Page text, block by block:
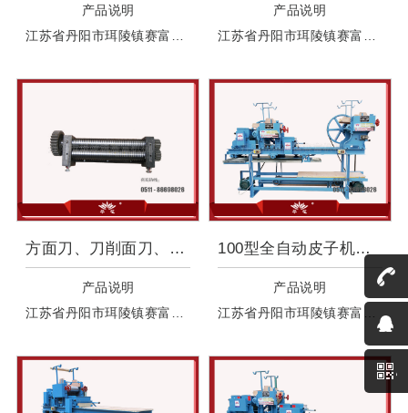
产品说明
江苏省丹阳市珥陵镇赛富机械厂生产和粉机,产粉量大适合日产量大的用户使用，本厂可以定做大中小各种型号和粉机，配合面机配套产品和粉机。
产品说明
江苏省丹阳市珥陵镇赛富机械厂自成立以来，依靠自身的努力，本着自立、自强、拼搏、创新的精神，为诸多客户提供面条机，面条刀具，全自动面条机，多功能面条机。
方面刀、刀削面刀、菱形面刀
产品说明
100型全自动皮子机加出面机
产品说明